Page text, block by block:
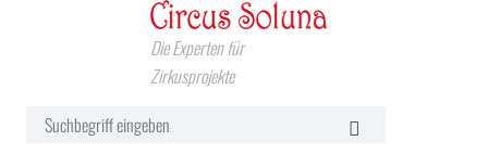
Die Experten für
Zirkusprojekte